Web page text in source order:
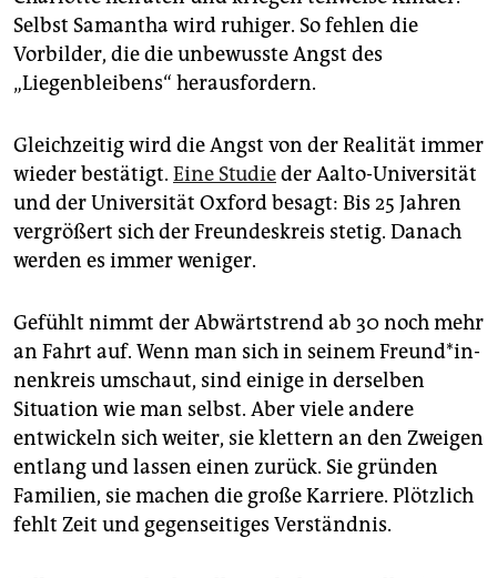
Selbst Samantha wird ruhiger. So fehlen die
Vorbilder, die die unbewusste Angst des
„Liegenbleibens“ herausfordern.
Gleichzeitig wird die Angst von der Realität immer
wieder bestätigt. Eine Studieder Aalto-Universität
und der Universität Oxford besagt: Bis 25 Jahren
vergrößert sich der Freundeskreis stetig. Danach
werden es immer weniger.
Gefühlt nimmt der Abwärtstrend ab 30 noch mehr
an Fahrt auf. Wenn man sich in seinem Freun­d*in­
nen­kreis umschaut, sind einige in derselben
Situation wie man selbst. Aber viele andere
entwickeln sich weiter, sie klettern an den Zweigen
entlang und lassen einen zurück. Sie gründen
Familien, sie machen die große Karriere. Plötzlich
fehlt Zeit und gegenseitiges Verständnis.